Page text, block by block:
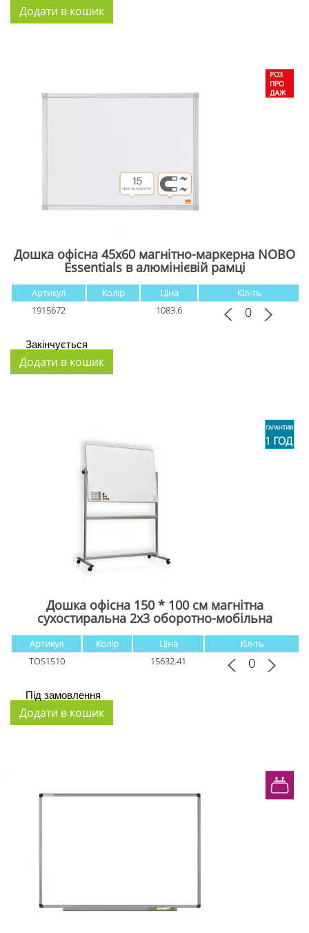
Дошка офісна 45х60 магнітно-маркерна NOBO
Essentials в алюмінієвій рамці
Артикул Колір Ціна
Кіл-ть
1915672
1083.6
Закінчується
Дошка офісна 150 * 100 см магнітна
сухостиральна 2x3 оборотно-мобільна
Артикул Колір Ціна
Кіл-ть
TOS1510
15632.41
Під замовлення